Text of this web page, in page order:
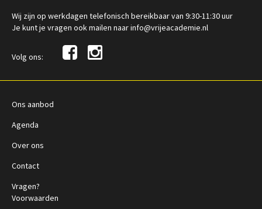
Wij zijn op werkdagen telefonisch bereikbaar van 9:30-11:30 uur
Je kunt je vragen ook mailen naar info@vrijeacademie.nl
Volg ons:
Ons aanbod
Agenda
Over ons
Contact
Vragen?
Voorwaarden